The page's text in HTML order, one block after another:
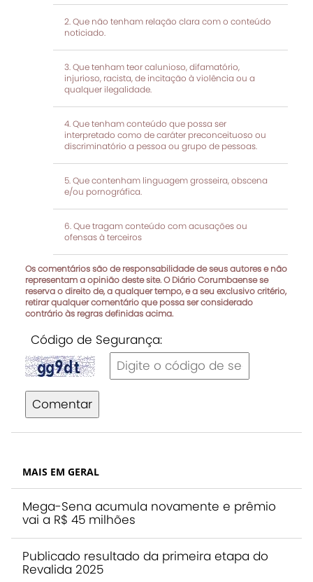
Que não tenham relação clara com o conteúdo
noticiado.
Que tenham teor calunioso, difamatório,
injurioso, racista, de incitação à violência ou a
qualquer ilegalidade.
Que tenham conteúdo que possa ser
interpretado como de caráter preconceituoso ou
discriminatório a pessoa ou grupo de pessoas.
Que contenham linguagem grosseira, obscena
e/ou pornográfica.
Que tragam conteúdo com acusações ou
ofensas à terceiros
Os comentários são de responsabilidade de seus autores e não
representam a opinião deste site. O Diário Corumbaense se
reserva o direito de, a qualquer tempo, e a seu exclusivo critério,
retirar qualquer comentário que possa ser considerado
contrário às regras definidas acima.
Código de Segurança:
Comentar
MAIS EM GERAL
Mega-Sena acumula novamente e prêmio
vai a R$ 45 milhões
Publicado resultado da primeira etapa do
Revalida 2025